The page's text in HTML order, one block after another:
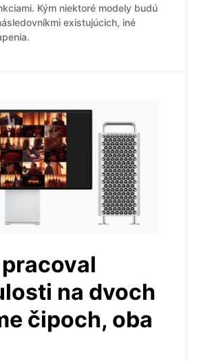
Kým niektoré modely budú
existujúcich, iné
na dvoch
čipoch, oba